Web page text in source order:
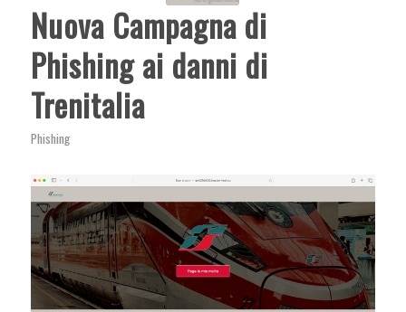
Nuova Campagna di
Phishing ai danni di
Trenitalia
Phishing